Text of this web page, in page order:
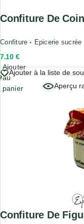
Confiture De
Confiture Epicerie sucrée
7.10 €
Ajouter à la liste de
Aperçu
Confiture De
Ajouter
au
panier